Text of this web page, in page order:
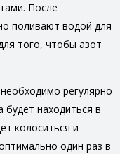
После
поливают водой для
того, чтобы азот
регулярно
будет находиться в
колоситься и
один раз в